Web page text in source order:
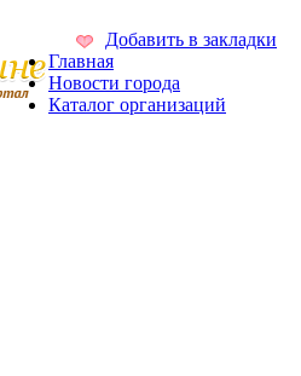
Добавить в закладки
Главная
Новости города
Каталог организаций